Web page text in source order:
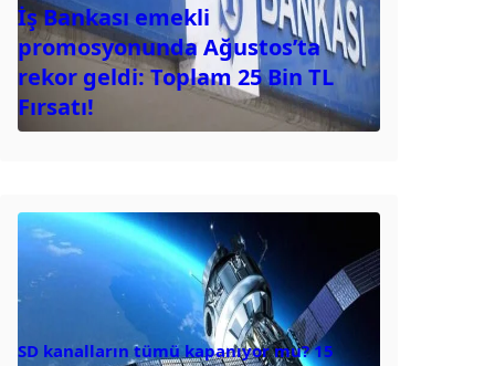
İş Bankası emekli
promosyonunda Ağustos’ta
rekor geldi: Toplam 25 Bin TL
Fırsatı!
SD kanalların tümü kapanıyor mu? 15